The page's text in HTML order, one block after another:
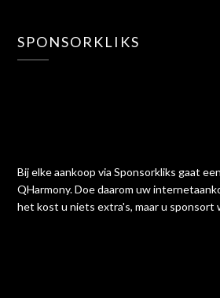
SPONSORKLIKS
Bij elke aankoop via Sponsorkliks gaat
QHarmony. Doe daarom uw
het kost u niets extra's, maar u sponsort